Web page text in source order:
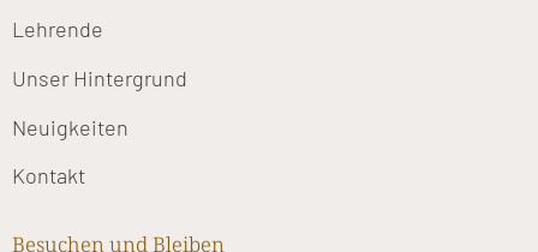
Lehrende
Unser Hintergrund
Neuigkeiten
Kontakt
Besuchen und Bleiben